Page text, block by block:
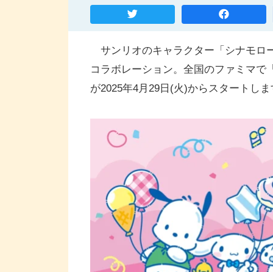
サンリオのキャラクター「シナモロ
コラボレーション。全国のファミマで「
が2025年4月29日(火)からスタートしま